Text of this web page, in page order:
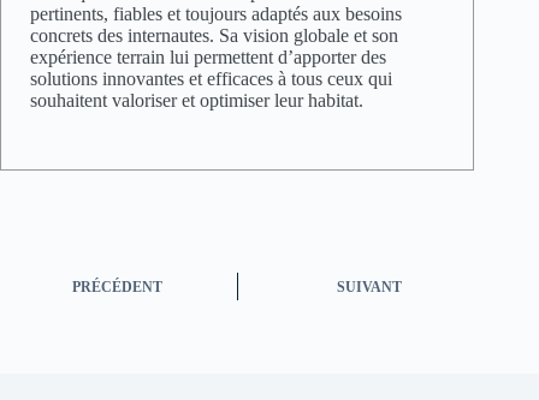
pertinents, fiables et toujours adaptés aux besoins
concrets des internautes. Sa vision globale et son
expérience terrain lui permettent d’apporter des
solutions innovantes et efficaces à tous ceux qui
souhaitent valoriser et optimiser leur habitat.
PRÉCÉDENT SUIVANT